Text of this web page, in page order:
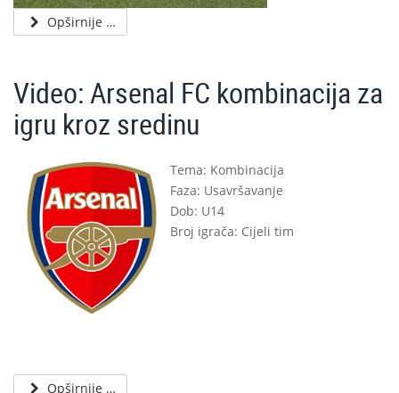
Opširnije …
Video: Arsenal FC kombinacija za
igru kroz sredinu
Tema: Kombinacija
Faza: Usavršavanje
Dob: U14
Broj igrača: Cijeli tim
Opširnije …